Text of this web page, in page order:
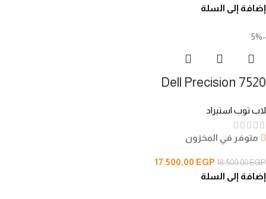
إضافة إلى السلة
-5%
Dell Precision 7520
لاب توب استيراد
متوفر في المخزون
18.500,00EGP
17.500,00 EGP
إضافة إلى السلة